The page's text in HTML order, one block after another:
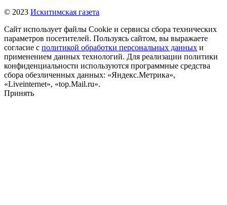
© 2023 Искитимская газета
Сайт использует файлы Cookie и сервисы сбора технических
параметров посетителей. Пользуясь сайтом, вы выражаете
согласие с политикой обработки персональных данных и
применением данных технологий. Для реализации политики
конфиденциальности используются программные средства
сбора обезличенных данных: «Яндекс.Метрика»,
«Liveinternet», «top.Mail.ru».
Принять